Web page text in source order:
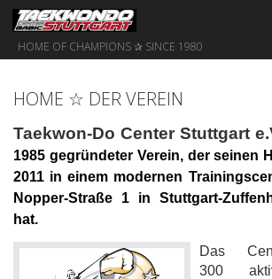
HOME OF CHAMPIONS ✰ SINCE 1980
HOME ☆ DER VEREIN
Taekwon-Do Center Stuttgart
1985 gegründeter Verein, der seinen
2011 in einem modernen
Nopper-Straße 1 in Stuttgart-
hat.
Das
300